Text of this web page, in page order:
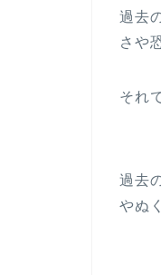
過去
さや
それ
過去
やぬ